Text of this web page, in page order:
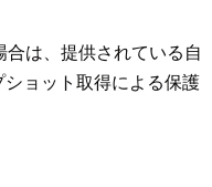
は、提供されている自
ョット取得による保護